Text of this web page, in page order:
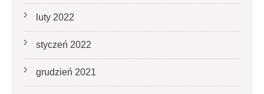
luty 2022
styczeń 2022
grudzień 2021